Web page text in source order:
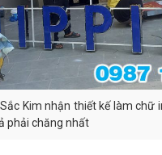
Kim nhận thiết kế làm chữ
phải chăng nhất